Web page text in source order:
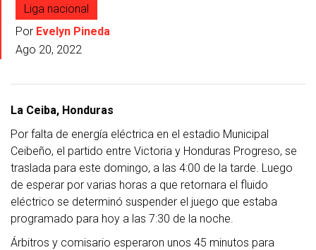
Liga nacional
Por Evelyn Pineda
Ago 20, 2022
La Ceiba, Honduras
Por falta de energía eléctrica en el estadio Municipal
Ceibeño, el partido entre Victoria y Honduras Progreso, se
traslada para este domingo, a las 4:00 de la tarde. Luego
de esperar por varias horas a que retornara el fluido
eléctrico se determinó suspender el juego que estaba
programado para hoy a las 7:30 de la noche.
Árbitros y comisario esperaron unos 45 minutos para